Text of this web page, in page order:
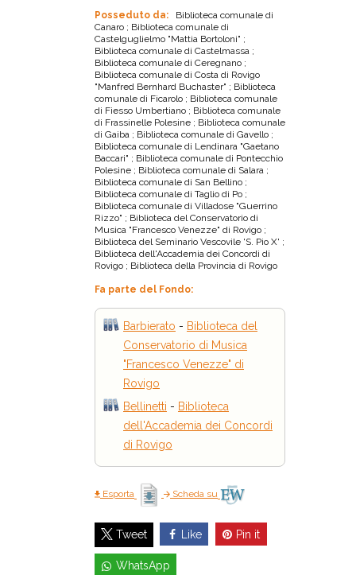
Posseduto da:
Biblioteca comunale di
Canaro ; Biblioteca comunale di
Castelguglielmo "Mattia Bortoloni" ;
Biblioteca comunale di Castelmassa ;
Biblioteca comunale di Ceregnano ;
Biblioteca comunale di Costa di Rovigo
"Manfred Bernhard Buchaster" ; Biblioteca
comunale di Ficarolo ; Biblioteca comunale
di Fiesso Umbertiano ; Biblioteca comunale
di Frassinelle Polesine ; Biblioteca comunale
di Gaiba ; Biblioteca comunale di Gavello ;
Biblioteca comunale di Lendinara "Gaetano
Baccari" ; Biblioteca comunale di Pontecchio
Polesine ; Biblioteca comunale di Salara ;
Biblioteca comunale di San Bellino ;
Biblioteca comunale di Taglio di Po ;
Biblioteca comunale di Villadose "Guerrino
Rizzo" ; Biblioteca del Conservatorio di
Musica "Francesco Venezze" di Rovigo ;
Biblioteca del Seminario Vescovile 'S. Pio X' ;
Biblioteca dell'Accademia dei Concordi di
Rovigo ; Biblioteca della Provincia di Rovigo
Fa parte del Fondo:
Barbierato - Biblioteca del
Conservatorio di Musica
"Francesco Venezze" di
Rovigo
Bellinetti - Biblioteca
dell'Accademia dei Concordi
di Rovigo
Esporta Scheda su
Tweet Like Pin it
WhatsApp